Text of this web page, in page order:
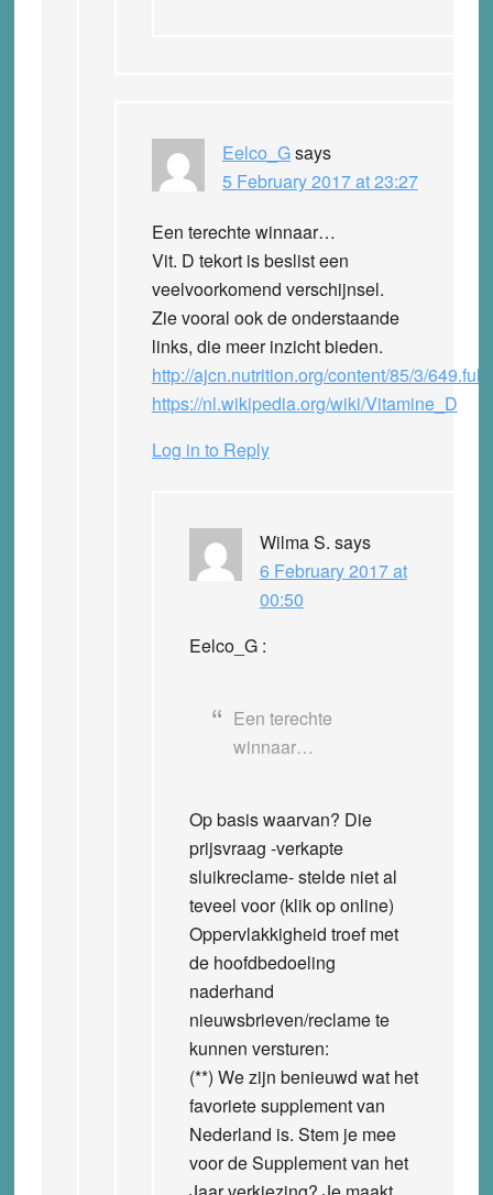
Eelco_Gsays
5 February 2017 at 23:27
Een terechte winnaar…
Vit. D tekort is beslist een
veelvoorkomend verschijnsel.
Zie vooral ook de onderstaande
links, die meer inzicht bieden.
http://ajcn.nutrition.org/content/85/3/649.full
https://nl.wikipedia.org/wiki/Vitamine_D
Log in to Reply
Wilma S. says
6 February 2017 at
00:50
Eelco_G :
Een terechte
winnaar…
Op basis waarvan? Die
prijsvraag -verkapte
sluikreclame- stelde niet al
teveel voor (klik op online)
Oppervlakkigheid troef met
de hoofdbedoeling
naderhand
nieuwsbrieven/reclame te
kunnen versturen:
(**) We zijn benieuwd wat het
favoriete supplement van
Nederland is. Stem je mee
voor deSupplement van het